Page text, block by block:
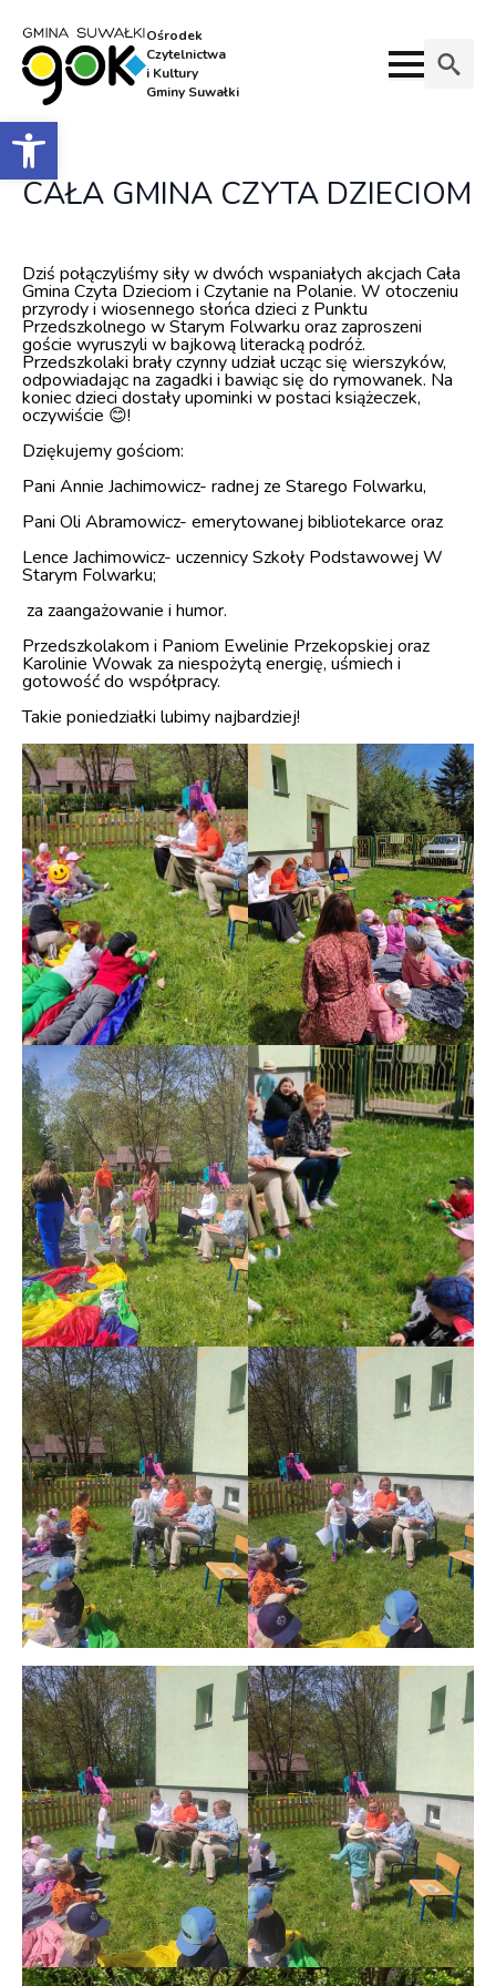
Otwórz pasek narzędzi
Ośrodek
Czytelnictwa
i Kultury
Gminy Suwałki
CAŁA GMINA CZYTA DZIECIOM
Dziś połączyliśmy siły w dwóch wspaniałych akcjach Cała
Gmina Czyta Dzieciom i Czytanie na Polanie. W otoczeniu
przyrody i wiosennego słońca dzieci z Punktu
Przedszkolnego w Starym Folwarku oraz zaproszeni
goście wyruszyli w bajkową literacką podróż.
Przedszkolaki brały czynny udział ucząc się wierszyków,
odpowiadając na zagadki i bawiąc się do rymowanek. Na
koniec dzieci dostały upominki w postaci książeczek,
oczywiście 😊!
Dziękujemy gościom:
Pani Annie Jachimowicz- radnej ze Starego Folwarku,
Pani Oli Abramowicz- emerytowanej bibliotekarce oraz
Lence Jachimowicz- uczennicy Szkoły Podstawowej W
Starym Folwarku;
za zaangażowanie i humor.
Przedszkolakom i Paniom Ewelinie Przekopskiej oraz
Karolinie Wowak za niespożytą energię, uśmiech i
gotowość do współpracy.
Takie poniedziałki lubimy najbardziej!